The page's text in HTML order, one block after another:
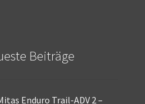
Beiträge
Enduro Trail-ADV 2 –